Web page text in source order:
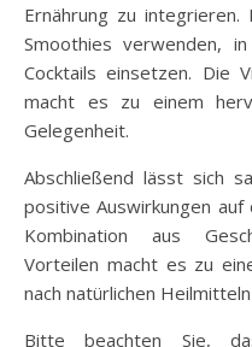
Ernährung zu
Smoothies verwenden,
Cocktails einsetzen. Die
macht es zu einem
Gelegenheit.
Abschließend lässt sich
positive Auswirkungen auf
Kombination aus
Vorteilen macht es zu
nach natürlichen
Bitte beachten Sie,